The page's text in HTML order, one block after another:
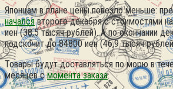
Японцам в плане цены повезло меньше:
началсявторого декабря с стоимостями
иен (38,5 тысяч рублей). А по окончании
подскочит до 84800 иен (46,9 тысяч
Товары будут доставляться по морю в
месяцев смомента заказа.